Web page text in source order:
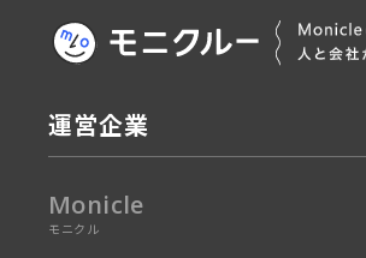
運営企業
Monicle
モニクル